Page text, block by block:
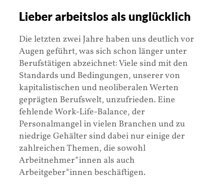
Lieber arbeitslos als unglücklich
Die letzten zwei Jahre haben uns deutlich vor
Augen geführt, was sich schon länger unter
Berufstätigen abzeichnet: Viele sind mit den
Standards und Bedingungen, unserer von
kapitalistischen und neoliberalen Werten
geprägten Berufswelt, unzufrieden. Eine
fehlende Work-Life-Balance, der
Personalmangel in vielen Branchen und zu
niedrige Gehälter sind dabei nur einige der
zahlreichen Themen, die sowohl
Arbeitnehmer*innen als auch
Arbeitgeber*innen beschäftigen.